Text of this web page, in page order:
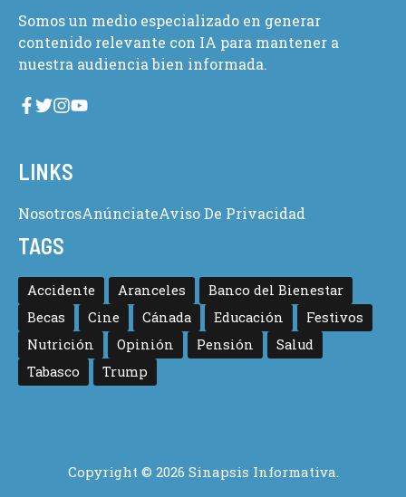
Somos un medio especializado en generar
contenido relevante con IA para mantener a
nuestra audiencia bien informada.
LINKS
NosotrosAnúnciateAviso De Privacidad
TAGS
Accidente Aranceles
Banco del Bienestar
Becas
Cine Cánada Educación
Festivos
Nutrición
Opinión Pensión
Salud
Tabasco
Trump
Copyright © 2026 Sinapsis Informativa.